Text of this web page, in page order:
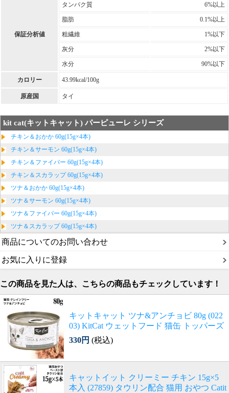
保証分析値
タンパク質 6%以上
脂肪 0.1%以上
粗繊維 1%以下
灰分 2%以下
水分 90%以下
カロリー 43.99kcal/100g
原産国 タイ
kit cat(キットキャット) パーピューレ シリーズ
チキン＆おかか 60g(15g×4本)
チキン＆サーモン 60g(15g×4本)
チキン＆ファイバー 60g(15g×4本)
チキン＆スカラップ 60g(15g×4本)
ツナ＆おかか 60g(15g×4本)
ツナ＆サーモン 60g(15g×4本)
ツナ＆ファイバー 60g(15g×4本)
ツナ＆スカラップ 60g(15g×4本)
商品についてのお問い合わせ
お気に入りに登録
この商品を見た人は、こちらの商品もチェックしています！
キットキャット ツナ&アンチョビ 80g (022
03) KitCat ウェットフード 猫缶 トッパーズ
330円 (税込)
キャットイット クリーミー チキン 15g×5
本入 (27859) タウリン配合 猫用 おやつ Catit